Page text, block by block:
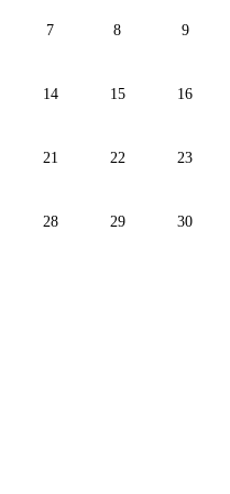
7 8 9
14 15 16
21 22 23
28 29 30